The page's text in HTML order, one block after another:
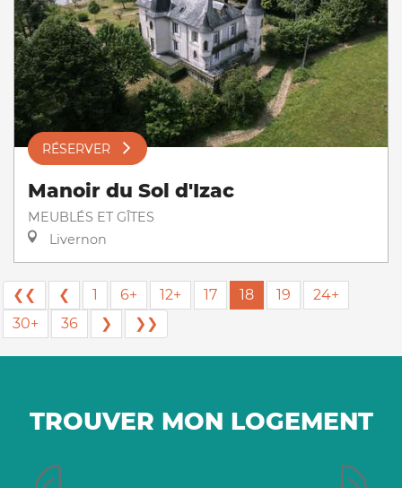
RÉSERVER
Manoir du Sol d'Izac
MEUBLÉS ET GÎTES
Livernon
❮❮ ❮ 1 6+ 12+ 17 18 19
24+
30+
36 ❯ ❯❯
TROUVER MON LOGEMENT